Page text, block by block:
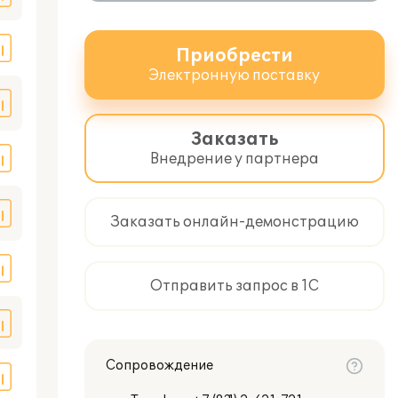
Приобрести
Электронную поставку
Заказать
Внедрение у партнера
Заказать онлайн-демонстрацию
Отправить запрос в 1С
Сопровождение